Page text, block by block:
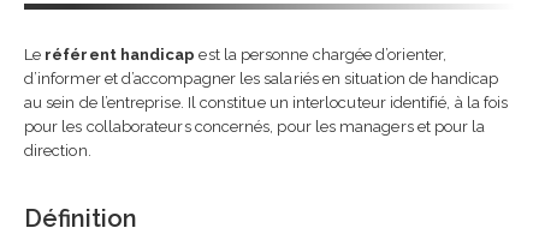
Le référent handicap est la personne chargée d’orienter,
d’informer et d’accompagner les salariés en situation de handicap
au sein de l’entreprise. Il constitue un interlocuteur identifié, à la fois
pour les collaborateurs concernés, pour les managers et pour la
direction.
Définition
Financer une formation